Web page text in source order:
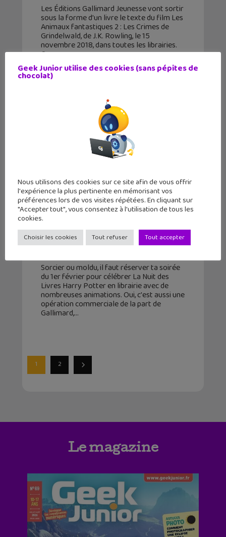
Les Éditions Gallimard Jeunesse vont sortir
sous la forme d'un livre le texte du film Les
Animaux fantastiques 2 : Les Crimes de
Grindelwald, de J.K. Rowling, le 15
novembre 2018, dans toutes les librairies.
Ce
Potter, c’est le 1er février !
Sorcier ou moldu, il faut réserver ta soirée
du 1er février pour célébrer La Nuit des
Livres Harry Potter en librairie avec de
nombreuses animations. Oui, c'est aussi une
opération commerciale de la part de
Gallimard,
1 2
Le magazine
Geek Junior utilise des cookies (sans pépites de
chocolat)
Nous utilisons des cookies sur ce site afin de vous offrir
l'expérience la plus pertinente en mémorisant vos
préférences lors de vos visites répétées. En cliquant sur
"Accepter tout", vous consentez à l'utilisation de tous les
cookies.
Choisir les cookies Tout refuser Tout accepter